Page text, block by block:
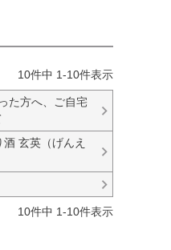
10件中 1-10件表示
た方へ、ご自宅
酒 玄英（げんえ
10件中 1-10件表示